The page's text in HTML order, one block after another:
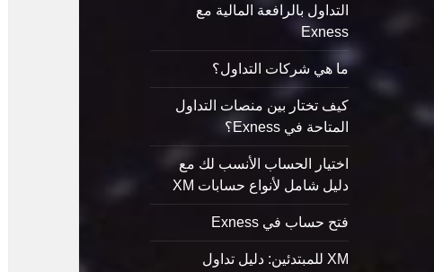
التداول بالرافعة المالية مع
Exness
ما هي شركات التداول؟
كيف تختار بين منصات التداول
المتاحة في Exness؟
اختيار الحساب الأنسب لك مع
دليل شامل لأنواع حسابات XM
فتح حساب في Exness
XM للمبتدئين: دليل تداول